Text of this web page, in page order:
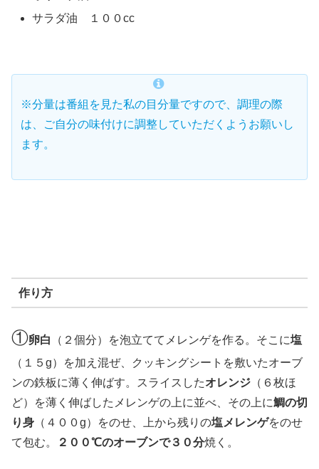
サラダ油 １００cc
※分量は番組を見た私の目分量ですので、調理の際
は、ご自分の味付けに調整していただくようお願いし
ます。
作り方
①卵白 （２個分）を泡立ててメレンゲを作る。そこに塩
（１５g）を加え混ぜ、クッキングシートを敷いたオーブ
ンの鉄板に薄く伸ばす。スライスしたオレンジ （６枚ほ
ど）を薄く伸ばしたメレンゲの上に並べ、その上に鯛の切
り身 （４００g）をのせ、上から残りの塩メレンゲをのせ
て包む。
２００℃のオーブンで３０分焼く。